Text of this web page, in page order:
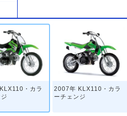
・カラ
2007年 KLX110・カラ
ーチェンジ